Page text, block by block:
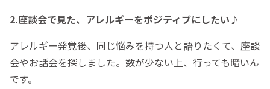
2.座談会で見た、アレルギーをポジティブにしたい♪
アレルギー発覚後、同じ悩みを持つ人と語りたくて、座談
会やお話会を探しました。数が少ない上、行っても暗いん
です。